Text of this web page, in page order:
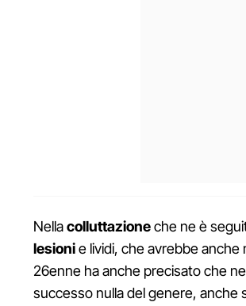
Nellacolluttazioneche ne è
lesionie lividi, che avrebbe
26enne ha anche precisato che
successo nulla del genere, anche